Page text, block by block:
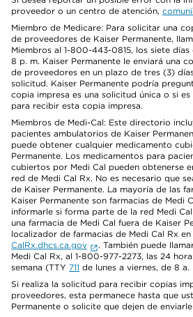
proveedor o un centro de atención,
Miembro de Medicare: Para solicitar una
de proveedores de Kaiser Permanente,
Miembros al 1-800-443-0815, los siete días
8 p. m. Kaiser Permanente le enviará una
de proveedores en un plazo de tres (3)
solicitud. Kaiser Permanente podría
copia impresa es una solicitud única o si
para recibir esta copia impresa.
Miembros de Medi-Cal: Este directorio
pacientes ambulatorios de Kaiser
puede obtener cualquier medicamento
Permanente. Los medicamentos para
cubiertos por Medi Cal pueden obtenerse
red de Medi Cal Rx. No es necesario que
de Kaiser Permanente. La mayoría de las
Kaiser Permanente son farmacias de Medi
informarle si forma parte de la red Medi
una farmacia de Medi Cal fuera de Kaiser
localizador de farmacias de Medi Cal Rx en
CalRx.dhcs.ca.gov
. También puede
Medi Cal Rx, al 1-800-977-2273, las 24
semana (TTY 711 de lunes a viernes, de 8 a.
Si realiza la solicitud para recibir copias
proveedores, esta permanece hasta que
Permanente o solicite que dejen de